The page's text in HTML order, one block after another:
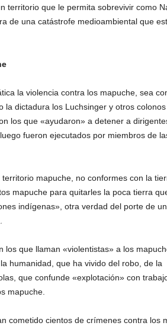
territorio que le permita sobrevivir como
de una catástrofe medioambiental que
la violencia contra los mapuche, sea
dictadura los Luchsinger y otros
los que «ayudaron» a detener a
fueron ejecutados por miembros de
mapuche, no conformes con la
mapuche para quitarles la poca tierra
indígenas», otra verdad del porte de
los que llaman «violentistas» a los
humanidad, que ha vivido del robo, de la
que confunde «explotación» con
mapuche.
cometido cientos de crímenes contra los